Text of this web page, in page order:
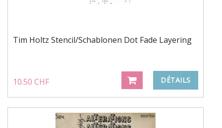
Tim Holtz Stencil/Schablonen Dot Fade Layering
10.50 CHF DÉTAILS